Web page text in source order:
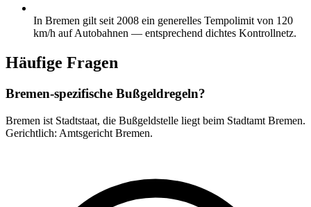
In Bremen gilt seit 2008 ein generelles Tempolimit von 120
km/h auf Autobahnen — entsprechend dichtes Kontrollnetz.
Häufige Fragen
Bremen-spezifische Bußgeldregeln?
Bremen ist Stadtstaat, die Bußgeldstelle liegt beim Stadtamt Bremen.
Gerichtlich: Amtsgericht Bremen.